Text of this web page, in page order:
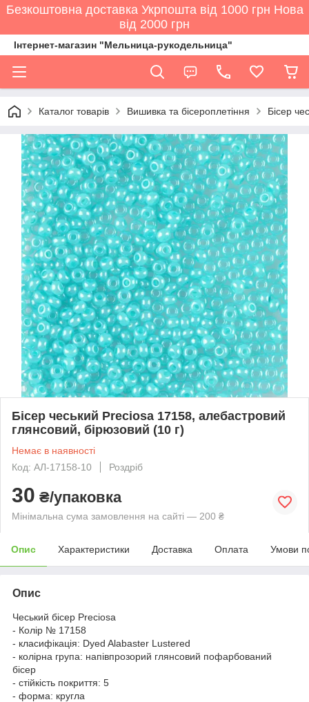
Безкоштовна доставка Укрпошта від 1000 грн Нова
від 2000 грн
Інтернет-магазин "Мельница-рукодельница"
Каталог товарів Вишивка та бісероплетіння Бісер
Бісер чеський Preciosa 17158, алебастровий
глянсовий, бірюзовий (10 г)
Немає в наявності
Код: АЛ-17158-10
Роздріб
30 ₴/упаковка
Мінімальна сума замовлення на сайті — 200 ₴
Опис Характеристики Доставка Оплата Умови
Опис
Чеський бісер Preciosa
- Колір № 17158
- класифікація: Dyed Alabaster Lustered
- колірна група: напівпрозорий глянсовий пофарбований
бісер
- стійкість покриття: 5
- форма: кругла